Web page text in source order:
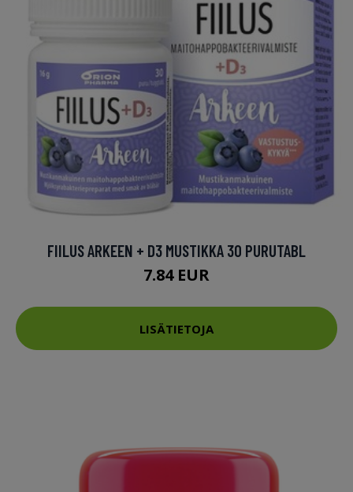
FIILUS ARKEEN + D3 MUSTIKKA 30 PURUTABL
7.84 EUR
LISÄTIETOJA